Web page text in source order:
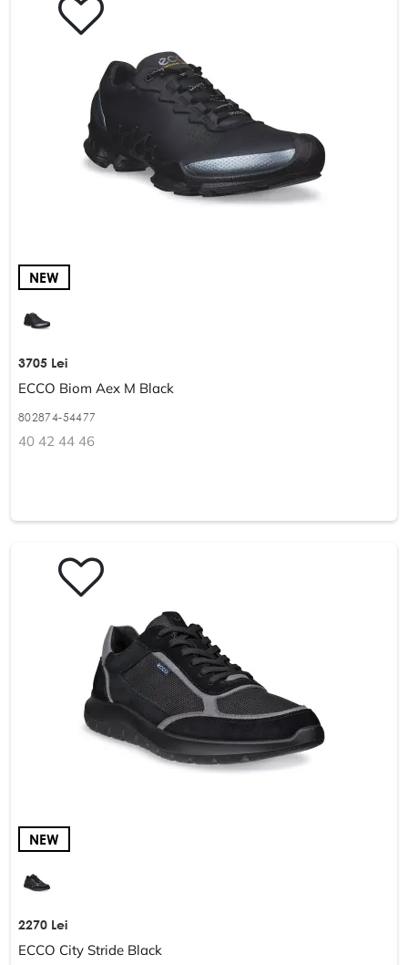
Schimb și returnare
DESPRE COMPANIE
Harta site-ului
POLITICĂ ȘI TERMENI
NEW
3705 Lei
ECCO Biom Aex M Black
802874-54477
40 42 44 46
NEW
2270 Lei
ECCO City Stride Black